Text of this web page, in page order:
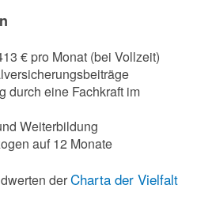
€ pro Monat (bei Vollzeit)
durch eine Fachkraft im
Weiterbildung
auf 12 Monate
derCharta der Vielfalt